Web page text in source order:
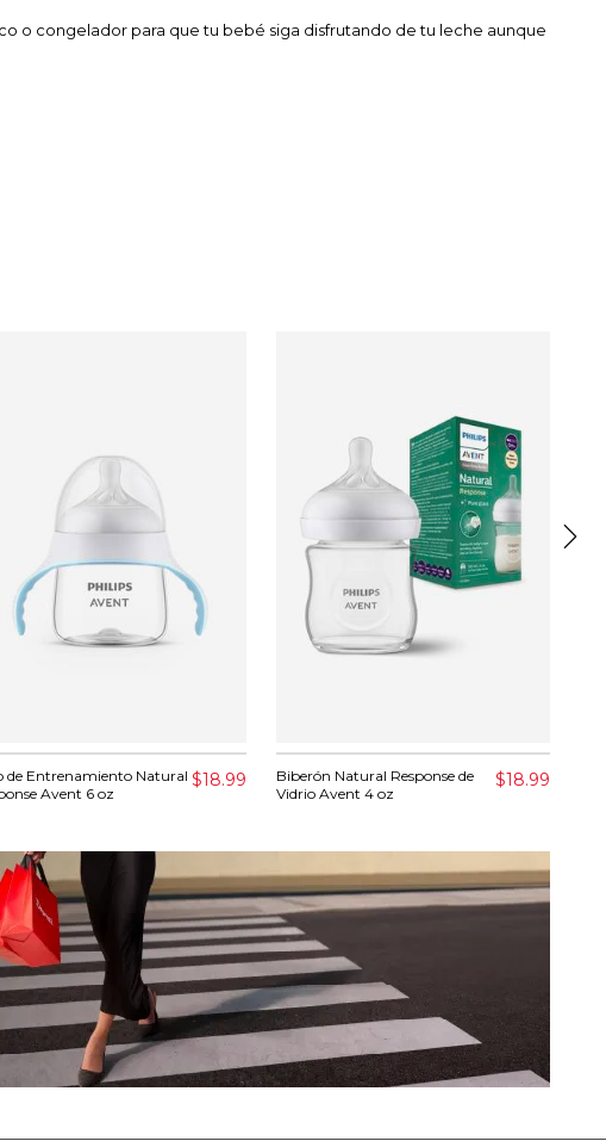
o congelador para que tu bebé siga disfrutando de tu leche aunque
de Entrenamiento Natural
Avent 6 oz
$18.99
Biberón Natural Response de
Vidrio Avent 4 oz
$18.99